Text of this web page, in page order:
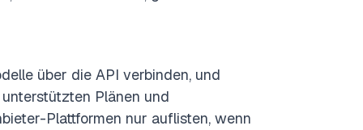
über die API verbinden, und
Plänen und
Plattformen nur auflisten, wenn